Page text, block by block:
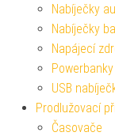
Nabíječky
Nabíječky
Napájecí
Powerbanky
USB
Prodlužovací
Časovače